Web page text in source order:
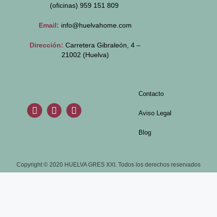
(oficinas) 959 151 809
Email: info@huelvahome.com
Dirección: Carretera Gibraleón, 4 –
21002 (Huelva)
Contacto
Aviso Legal
Blog
Copyright © 2020 HUELVA GRES XXI. Todos los derechos reservados